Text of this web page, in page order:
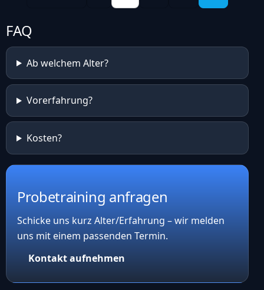
FAQ
Ab welchem Alter?
Vorerfahrung?
Kosten?
Probetraining anfragen
Schicke uns kurz Alter/Erfahrung – wir melden
uns mit einem passenden Termin.
Kontakt aufnehmen